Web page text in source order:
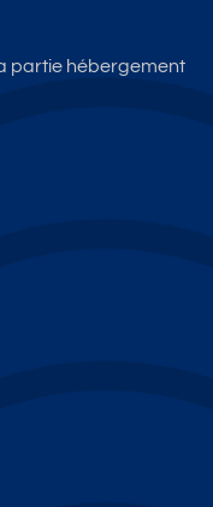
partie hébergement